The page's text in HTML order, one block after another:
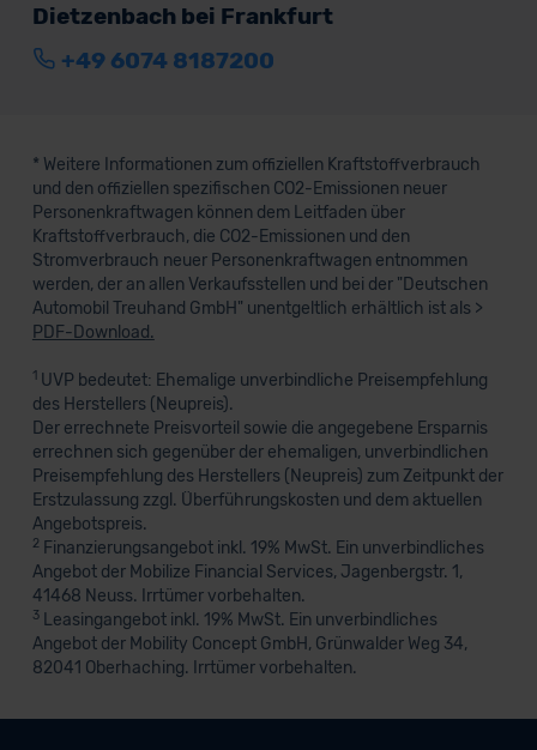
Dietzenbach bei Frankfurt
+49 6074 8187200
* Weitere Informationen zum offiziellen Kraftstoffverbrauch
und den offiziellen spezifischen CO2-Emissionen neuer
Personenkraftwagen können dem Leitfaden über
Kraftstoffverbrauch, die CO2-Emissionen und den
Stromverbrauch neuer Personenkraftwagen entnommen
werden, der an allen Verkaufsstellen und bei der "Deutschen
Automobil Treuhand GmbH" unentgeltlich erhältlich ist als >
PDF-Download.
1UVP bedeutet: Ehemalige unverbindliche Preisempfehlung
des Herstellers (Neupreis).
Der errechnete Preisvorteil sowie die angegebene Ersparnis
errechnen sich gegenüber der ehemaligen, unverbindlichen
Preisempfehlung des Herstellers (Neupreis) zum Zeitpunkt der
Erstzulassung zzgl. Überführungskosten und dem aktuellen
Angebotspreis.
2 Finanzierungsangebot inkl. 19% MwSt. Ein unverbindliches
Angebot der Mobilize Financial Services, Jagenbergstr. 1,
41468 Neuss. Irrtümer vorbehalten.
3Leasingangebot inkl. 19% MwSt. Ein unverbindliches
Angebot der Mobility Concept GmbH, Grünwalder Weg 34,
82041 Oberhaching. Irrtümer vorbehalten.